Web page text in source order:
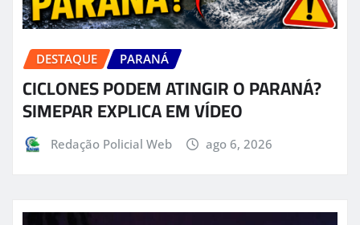
DESTAQUE PARANÁ
CICLONES PODEM ATINGIR O PARANÁ?
SIMEPAR EXPLICA EM VÍDEO
Redação Policial Web ago 6, 2026